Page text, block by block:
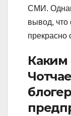
СМИ.
вывод, что
прекрасно
Каким